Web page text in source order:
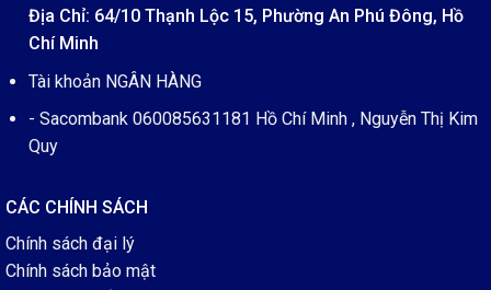
Địa Chỉ: 64/10 Thạnh Lộc 15, Phường An Phú Đông, Hồ
Chí Minh
Tài khoản NGÂN HÀNG
- Sacombank 060085631181 Hồ Chí Minh , Nguyễn Thị Kim
Quy
CÁC CHÍNH SÁCH
Chính sách đại lý
Chính sách bảo mật